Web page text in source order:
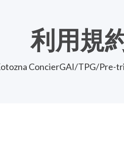
利用規
ConcierGAI/TPG/Pre-